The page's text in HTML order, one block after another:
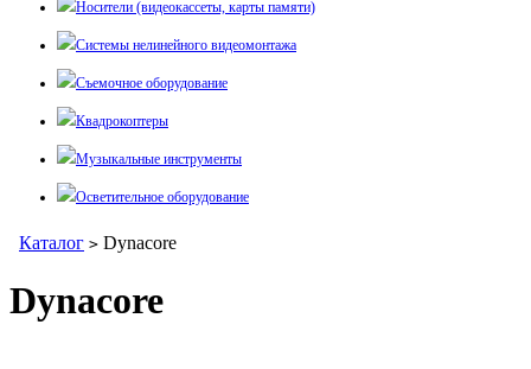
Носители (видеокассеты, карты памяти)
Системы нелинейного видеомонтажа
Съемочное оборудование
Квадрокоптеры
Музыкальные инструменты
Осветительное оборудование
Каталог > Dynacore
Dynacore